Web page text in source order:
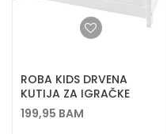
ROBA KIDS DRVENA
KUTIJA ZA IGRAČKE
ROCK STAR BABY
199,95 BAM